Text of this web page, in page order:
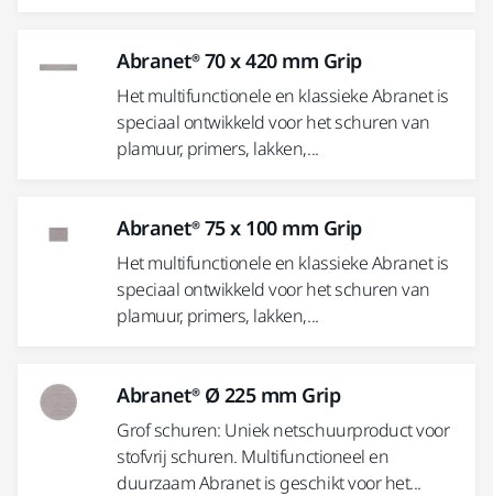
Abranet® 70 x 420 mm Grip
Het multifunctionele en klassieke Abranet is
speciaal ontwikkeld voor het schuren van
plamuur, primers, lakken,...
Abranet® 75 x 100 mm Grip
Het multifunctionele en klassieke Abranet is
speciaal ontwikkeld voor het schuren van
plamuur, primers, lakken,...
Abranet® Ø 225 mm Grip
Grof schuren: Uniek netschuurproduct voor
stofvrij schuren. Multifunctioneel en
duurzaam Abranet is geschikt voor het...